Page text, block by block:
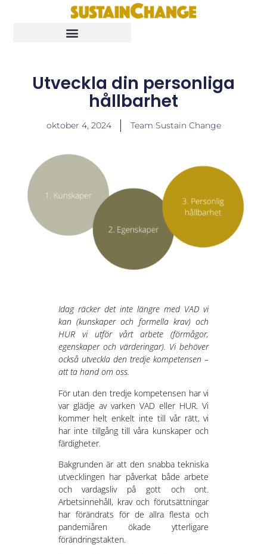
Utveckla din personliga
hållbarhet
oktober 4, 2024 Team Sustain Change
Idag räcker det inte längre med VAD vi
kan (kunskaper och formella krav) och
HUR vi utför vårt arbete (förmågor,
egenskaper och värderingar). Vi behöver
också utveckla den tredje kompetensen –
att ta hand om oss.
För utan den tredje kompetensen har vi
var glädje av varken VAD eller HUR. Vi
kommer helt enkelt inte till vår rätt, vi
har inte tillgång till våra kunskaper och
färdigheter.
Bakgrunden är att den snabba tekniska
utvecklingen har påverkat både arbete
och vardagsliv på gott och ont.
Arbetsinnehåll, krav och förutsättningar
har förändrats för de allra flesta och
pandemiåren ökade ytterligare
förändringstakten.